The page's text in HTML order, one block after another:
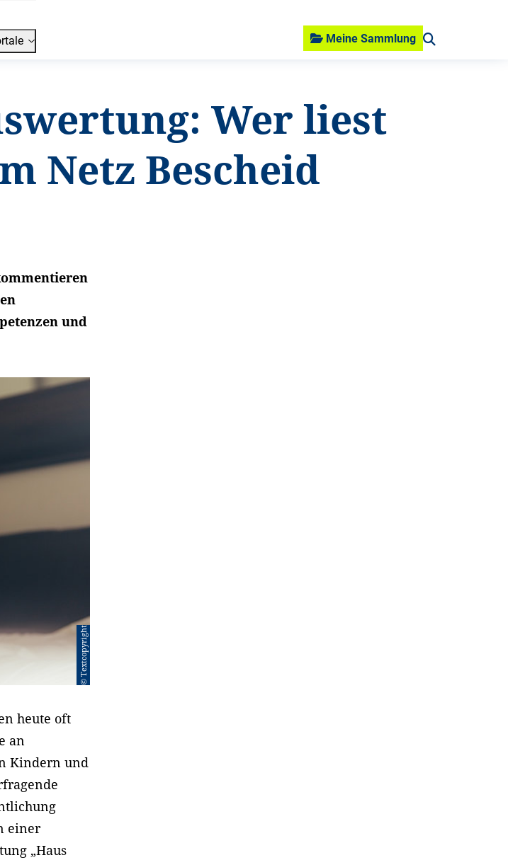
Meine Sammlung
Wer liest
Netz Bescheid
und
© Textcopyright
heute oft
an
Kindern und
einer
„Haus